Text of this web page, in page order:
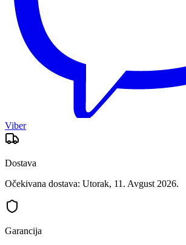
Viber
Dostava
Očekivana dostava: Utorak, 11. Avgust 2026.
Garancija